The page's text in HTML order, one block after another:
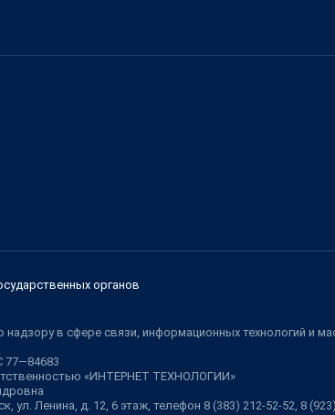
органов
в сфере связи, информационных технологий и
«ИНТЕРНЕТ ТЕХНОЛОГИИ»
ул. Ленина, д. 12, 6 этаж, телефон 8 (383) 212-52-52, 8